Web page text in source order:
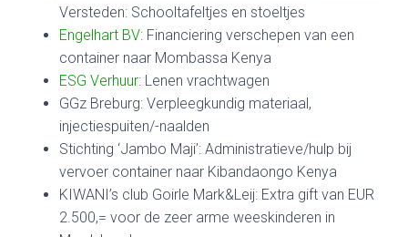
Versteden: Schooltafeltjes en stoeltjes
Engelhart BV: Financiering verschepen van een
container naar Mombassa Kenya
ESG Verhuur: Lenen vrachtwagen
GGz Breburg: Verpleegkundig materiaal,
injectiespuiten/-naalden
Stichting ‘Jambo Maji’: Administratieve/hulp bij
vervoer container naar Kibandaongo Kenya
KIWANI’s club Goirle Mark&Leij: Extra gift van EUR
2.500,= voor de zeer arme weeskinderen in